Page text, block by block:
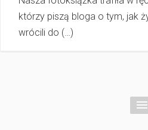
którzy piszą bloga o tym, jak
wrócili do (…)